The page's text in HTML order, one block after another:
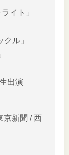
イト」
クル」
出演
京新聞 / 西